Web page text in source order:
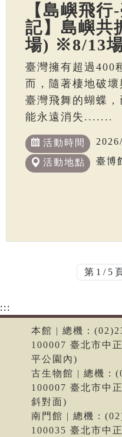
【島嶼飛
記】島嶼共
場) ※8/13
臺灣擁有超過400
而，隨著棲地破
臺灣飛舞的蝴蝶
能永遠消失.......
活動時間
活動地點 臺博
:::
本館 | 總機：
100007 臺北市中
平公園內)
古生物館 | 總機：
100007 臺北市中
斜對面)
南門館 | 總機：
100035 臺北市中